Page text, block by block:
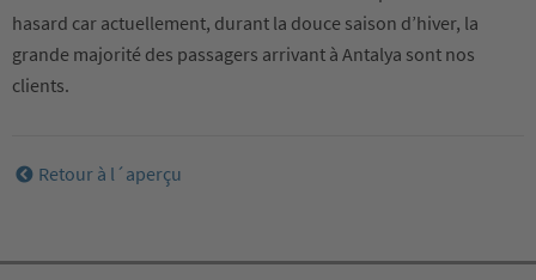
hasard car actuellement, durant la douce saison d’hiver, la
grande majorité des passagers arrivant à Antalya sont nos
clients.
Retour à l´aperçu